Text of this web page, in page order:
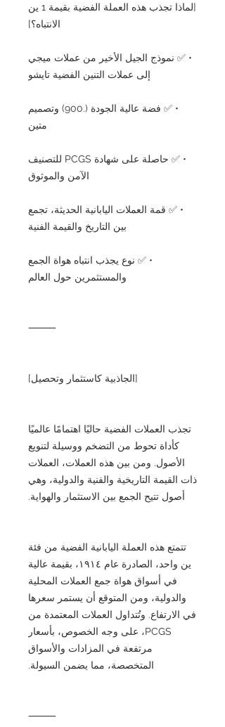
[لماذا تجذب هذه العملة الفضية بقيمة 1 ين
الانتباه؟]
• ✅ نموذج الجيل الأخير من عملات ميجي
إلى عملات التنين الفضية تايشو
• ✅ فضة عالية الجودة (.900) وتصميم
متين
• ✅ حاصلة على شهادة PCGS للتصنيف
الآمن والموثوق
• ✅ قمة العملات اليابانية الحديثة، تجمع
بين التاريخ والقيمة الفنية
• ✅ نوع يجذب انتباه هواة الجمع
والمستثمرين حول العالم
⸻
[الجاذبية كاستثمار وتحصيل]
تجذب العملات الفضية حاليًا اهتمامًا عالميًا
كأداة تحوط من التضخم ووسيلة لتنويع
الأصول. ومن بين هذه العملات، العملات
ذات القيمة التاريخية والفنية والدولية، وهي
أصول تتيح الجمع بين الاستثمار والهواية.
تتمتع هذه العملة اليابانية الفضية من فئة
ين واحد، الصادرة عام ١٩١٤، بقيمة عالية
في أسواق هواة جمع العملات المحلية
والدولية، ومن المتوقع أن يستمر سعرها
في الارتفاع. وتُتداول العملات المعتمدة من
PCGS، على وجه الخصوص، بأسعار
مرتفعة في المزادات والأسواق
المتخصصة، مما يضمن السيولة.
⸻